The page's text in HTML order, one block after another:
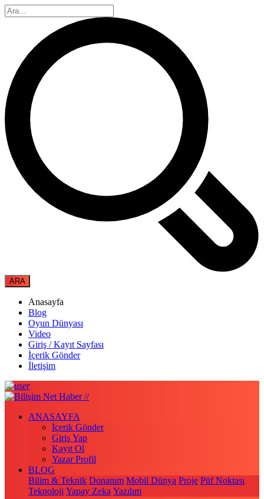
Anasayfa
Blog
Oyun Dünyası
Video
Giriş / Kayıt Sayfası
İçerik Gönder
İletişim
ANASAYFA
İçerik Gönder
Giriş Yap
Kayıt Ol
Yazar Profil
BLOG
Bilim & Teknik Donanım Mobil Dünya Proje Püf Noktası
Teknoloji Yapay Zeka Yazılım